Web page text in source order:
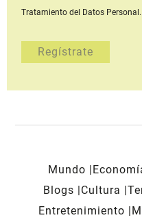
Tratamiento del Datos Personal.
Mundo
Blogs
Cultura
Entretenimiento